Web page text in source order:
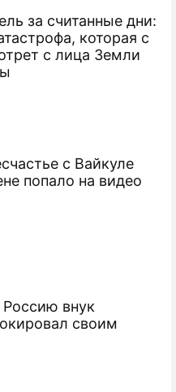
за считанные дни:
которая с
с лица Земли
с Вайкуле
попало на видео
внук
своим
поставили точку